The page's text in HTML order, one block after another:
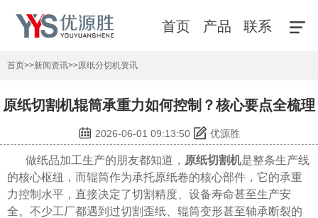
首页 产品 联系
首页>>新闻资讯>>原纸分切机资讯
原纸切割机辊筒承重力如何控制？核心要点全梳理
2026-06-01 09:13:50 优源胜
做纸品加工生产的朋友都知道， 原纸切割机是整条生产线
的核心枢纽，而辊筒作为承托原纸卷的核心部件，它的承重
力控制水平，直接决定了切割精度、设备寿命甚至生产安
全。不少工厂都遇到过切割歪纸、辊筒变形甚至轴承断裂的